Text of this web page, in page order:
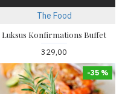
The Food
Luksus Konfirmations Buffet
329,00
-35 %